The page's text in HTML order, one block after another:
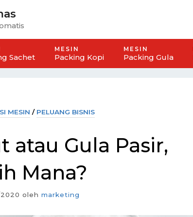
Sachet
MESIN
Packing Kopi
MESIN
Packing Gula
MESIN / PELUANG BISNIS
atau Gula Pasir,
Mana?
2020 oleh marketing